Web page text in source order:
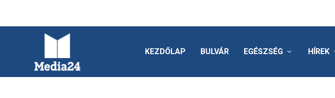
KEZDŐLAP BULVÁR EGÉSZSÉG HÍREK